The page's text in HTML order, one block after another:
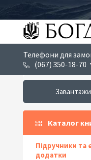
Телефони для
(067) 350-18-70
Каталог
Підручники та
додатки